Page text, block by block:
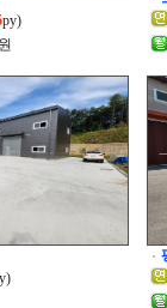
py)